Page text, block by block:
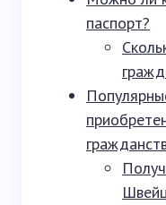
паспорт?